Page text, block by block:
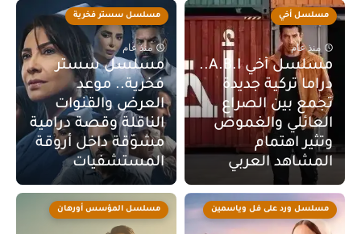
مسلسل أخي
منذ عام
مسلسل أخي A.B.I..
دراما تركية جديدة
تجمع بين الصراع
العائلي والغموض
وتثير اهتمام
المشاهد العربي
مسلسل سستر فخرية
منذ عام
مسلسل سستر
فخرية.. موعد
العرض والقنوات
الناقلة وقصة درامية
مشوّقة داخل أروقة
المستشفيات
مسلسل ورد على فل وياسمين مسلسل المؤسس أورهان